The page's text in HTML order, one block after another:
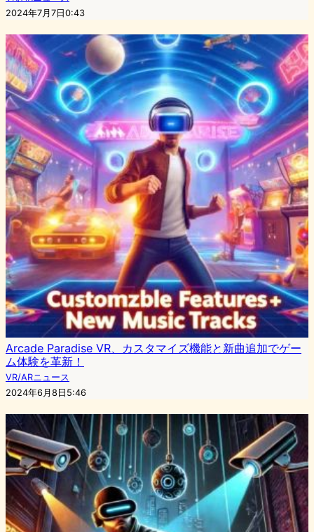
2024年7月7日0:43
Arcade Paradise VR、カスタマイズ機能と新曲追加でゲー
ム体験を革新！
VR/ARニュース
2024年6月8日5:46